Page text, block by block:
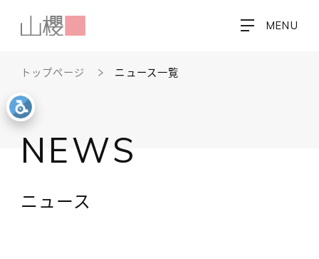
MENU
トップページ ニュース一覧
NEWS
ニュース